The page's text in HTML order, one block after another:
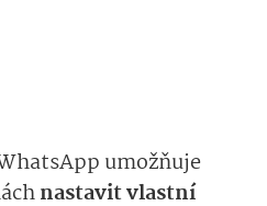
umožňuje
nastavit vlastní